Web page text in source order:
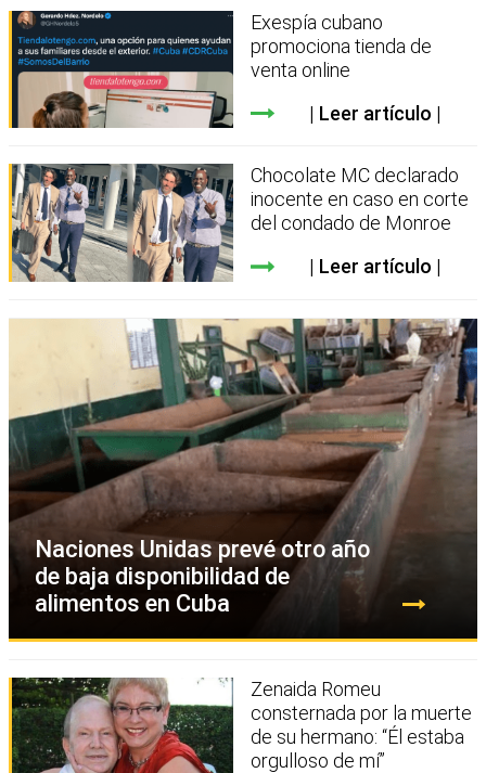
Exespía cubano
promociona tienda de
venta online
Leer artículo
Chocolate MC declarado
inocente en caso en corte
del condado de Monroe
Leer artículo
Naciones Unidas prevé otro año
de baja disponibilidad de
alimentos en Cuba
Zenaida Romeu
consternada por la muerte
de su hermano: “Él estaba
orgulloso de mí”